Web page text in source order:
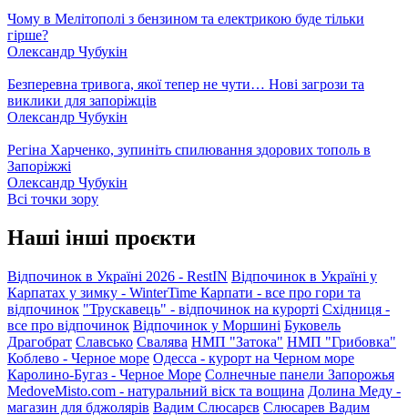
Чому в Мелітополі з бензином та електрикою буде тільки
гірше?
Олександр Чубукін
Безперевна тривога, якої тепер не чути… Нові загрози та
виклики для запоріжців
Олександр Чубукін
Регіна Харченко, зупиніть спилювання здорових тополь в
Запоріжжі
Олександр Чубукін
Всі точки зору
Наші інші проєкти
Відпочинок в Україні 2026 - RestIN Відпочинок в Україні у
Карпатах у зимку - WinterTime Карпати - все про гори та
відпочинок "Трускавець" - відпочинок на курорті Східниця -
все про відпочинок Відпочинок у Моршині Буковель
Драгобрат Славсько Свалява НМП "Затока" НМП "Грибовка"
Коблево - Черное море Одесса - курорт на Черном море
Каролино-Бугаз - Черное Море Солнечные панели Запорожья
MedoveMisto.com - натуральний віск та вощина Долина Меду -
магазин для бджолярів Вадим Слюсарєв Слюсарев Вадим